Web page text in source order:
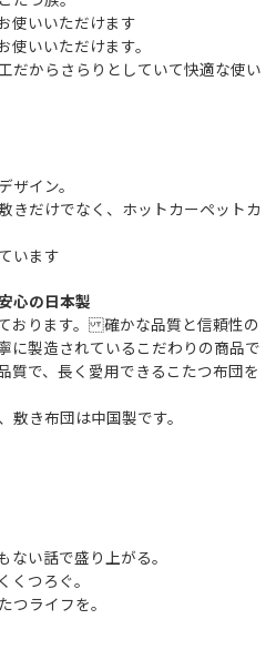
使いいただけます
いいただけます。
だからさらりとしていて快適な使い
ザイン。
きだけでなく、ホットカーペットカ
います
心の日本製
おります。 確かな品質と信頼性の
製造されているこだわりの商品で
で、長く愛用できるこたつ布団を
き布団は中国製です。
ない話で盛り上がる。
くつろぐ。
つライフを。